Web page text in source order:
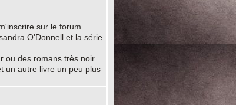
sur le forum.
O'Donnell et la série
ou des romans très noir.
un autre livre un peu plus